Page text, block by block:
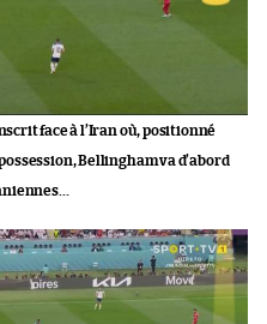
face à l’Iran où, positionné
Bellingham va d’abord